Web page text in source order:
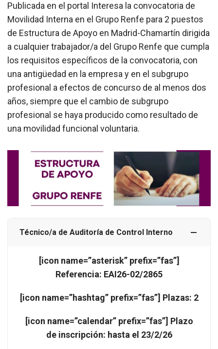
Publicada en el portal Interesa la convocatoria de
Movilidad Interna en el Grupo Renfe para 2 puestos
de Estructura de Apoyo en Madrid-Chamartín dirigida
a cualquier trabajador/a del Grupo Renfe que cumpla
los requisitos específicos de la convocatoria, con
una antigüedad en la empresa y en el subgrupo
profesional a efectos de concurso de al menos dos
años, siempre que el cambio de subgrupo
profesional se haya producido como resultado de
una movilidad funcional voluntaria.
Técnico/a de Auditoría de Control Interno
[icon name=”asterisk” prefix=”fas”]
Referencia: EAI26-02/2865
[icon name=”hashtag” prefix=”fas”] Plazas: 2
[icon name=”calendar” prefix=”fas”] Plazo
de inscripción: hasta el 23/2/26